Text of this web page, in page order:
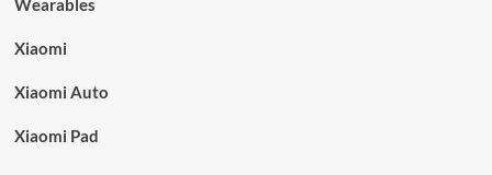
Wearables
Xiaomi
Xiaomi Auto
Xiaomi Pad